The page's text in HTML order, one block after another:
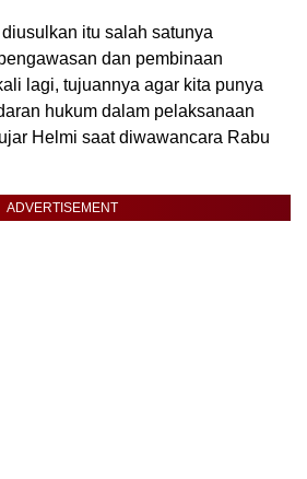
itu salah satunya
dan pembinaan
lagi, tujuannya agar kita punya
hukum dalam pelaksanaan
Helmi saat diwawancara Rabu
ADVERTISEMENT